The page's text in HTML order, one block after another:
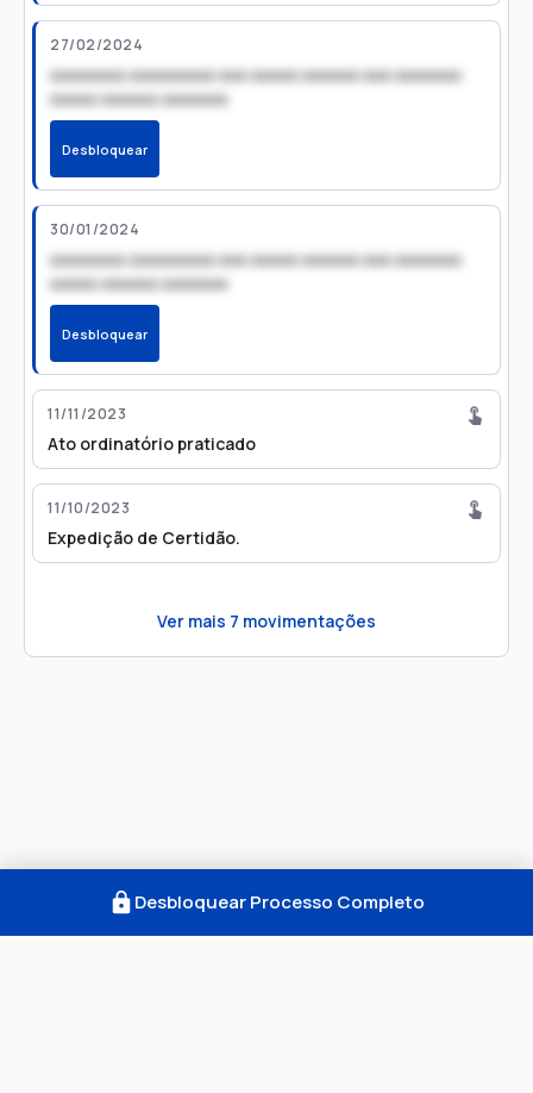
27/02/2024
xxxxxxxx xxxxxxxxx xxx xxxxx xxxxxx xxx xxxxxxx
xxxxx xxxxxx xxxxxxx
Desbloquear
30/01/2024
xxxxxxxx xxxxxxxxx xxx xxxxx xxxxxx xxx xxxxxxx
xxxxx xxxxxx xxxxxxx
Desbloquear
11/11/2023
Ato ordinatório praticado
11/10/2023
Expedição de Certidão.
Ver mais 7 movimentações
Desbloquear Processo Completo